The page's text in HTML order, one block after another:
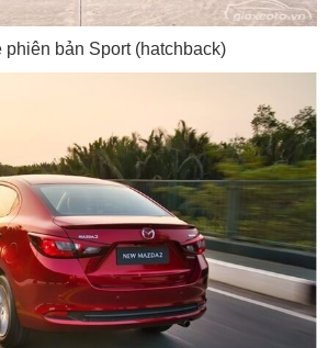
phiên bản Sport (hatchback)